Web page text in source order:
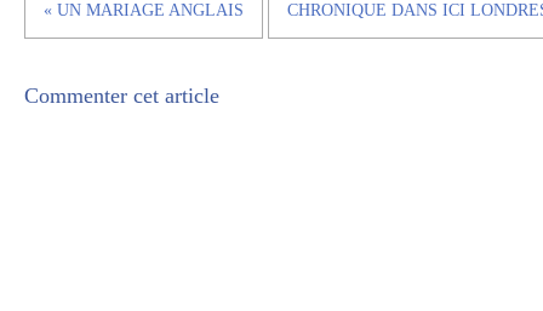
« UN MARIAGE ANGLAIS CHRONIQUE DANS ICI
Commenter cet article